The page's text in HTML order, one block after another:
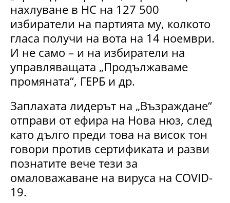
нахлуване в НС на 127 500
избиратели на партията му, колкото
гласа получи на вота на 14 ноември.
И не само – и на избиратели на
управляващата „Продължаваме
промяната“, ГЕРБ и др.
Заплахата лидерът на „Възраждане“
отправи от ефира на Нова нюз, след
като дълго преди това на висок тон
говори против сертификата и разви
познатите вече тези за
омаловажаване на вируса на COVID-
19.